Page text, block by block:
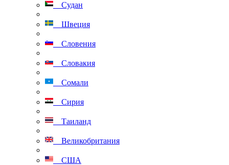
Судан
Швеция
Словения
Словакия
Сомали
Сирия
Таиланд
Великобритания
США